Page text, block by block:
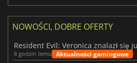
NOWOŚCI, DOBRE OFERTY
8 godzin temu Aktualności gamingowe